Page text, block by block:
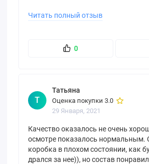
Читать полный отзыв
0
Т
Татьяна
Оценка покупки 3.0
29 Января, 2021
Качество оказалось не очень
осмотре показалось нормальным.
коробка в плохом состоянии, как
дрался за нее)), но состав